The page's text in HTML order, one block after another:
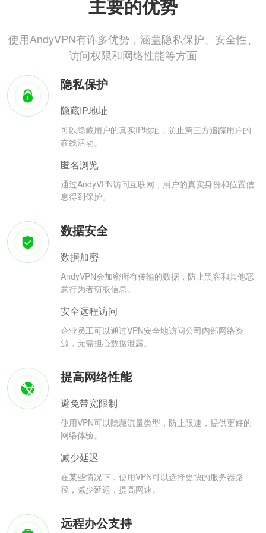
主要的优势
使用AndyVPN有许多优势，涵盖隐私保护、安全性、
访问权限和网络性能等方面
隐私保护
隐藏IP地址
可以隐藏用户的真实IP地址，防止第三方追踪用户的
在线活动。
匿名浏览
通过AndyVPN访问互联网，用户的真实身份和位置信
息得到保护。
数据安全
数据加密
AndyVPN会加密所有传输的数据，防止黑客和其他恶
意行为者窃取信息。
安全远程访问
企业员工可以通过VPN安全地访问公司内部网络资
源，无需担心数据泄露。
提高网络性能
避免带宽限制
使用VPN可以隐藏流量类型，防止限速，提供更好的
网络体验。
减少延迟
在某些情况下，使用VPN可以选择更快的服务器路
径，减少延迟，提高网速。
远程办公支持